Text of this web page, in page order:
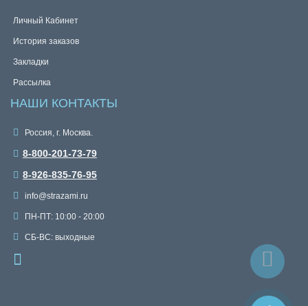
Личный Кабинет
История заказов
Закладки
Рассылка
НАШИ КОНТАКТЫ
Россия, г. Москва.
8-800-201-73-79
8-926-835-76-95
info@strazami.ru
ПН-ПТ: 10:00 - 20:00
СБ-ВС: выходные